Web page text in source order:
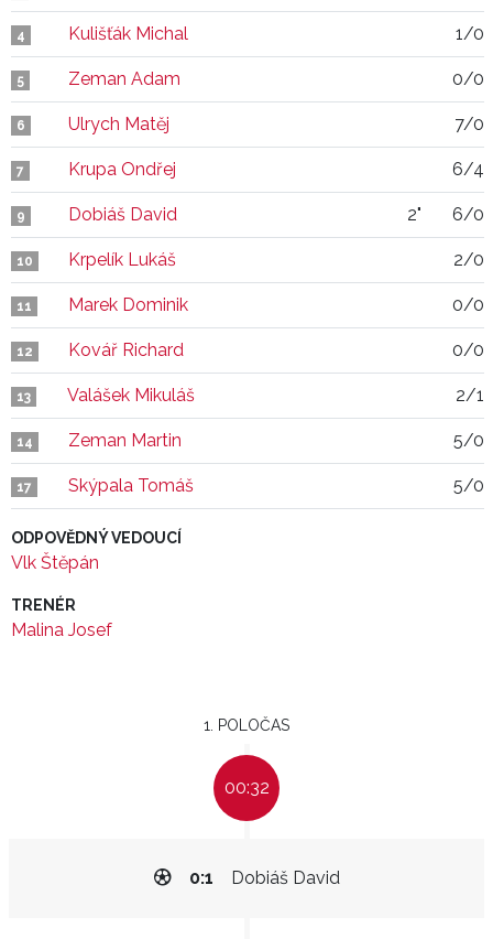
4 Kulišťák Michal 1/0
5 Zeman Adam 0/0
6 Ulrych Matěj 7/0
7 Krupa Ondřej 6/4
9 Dobiáš David 2" 6/0
10 Krpelík Lukáš 2/0
11 Marek Dominik 0/0
12 Kovář Richard 0/0
13 Valášek Mikuláš 2/1
14 Zeman Martin 5/0
17 Skýpala Tomáš 5/0
ODPOVĚDNÝ VEDOUCÍ
Vlk Štěpán
TRENÉR
Malina Josef
1. POLOČAS
00:32
Dobiáš David
0:1